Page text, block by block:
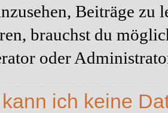
Beiträge zu
brauchst du
oder
ich keine